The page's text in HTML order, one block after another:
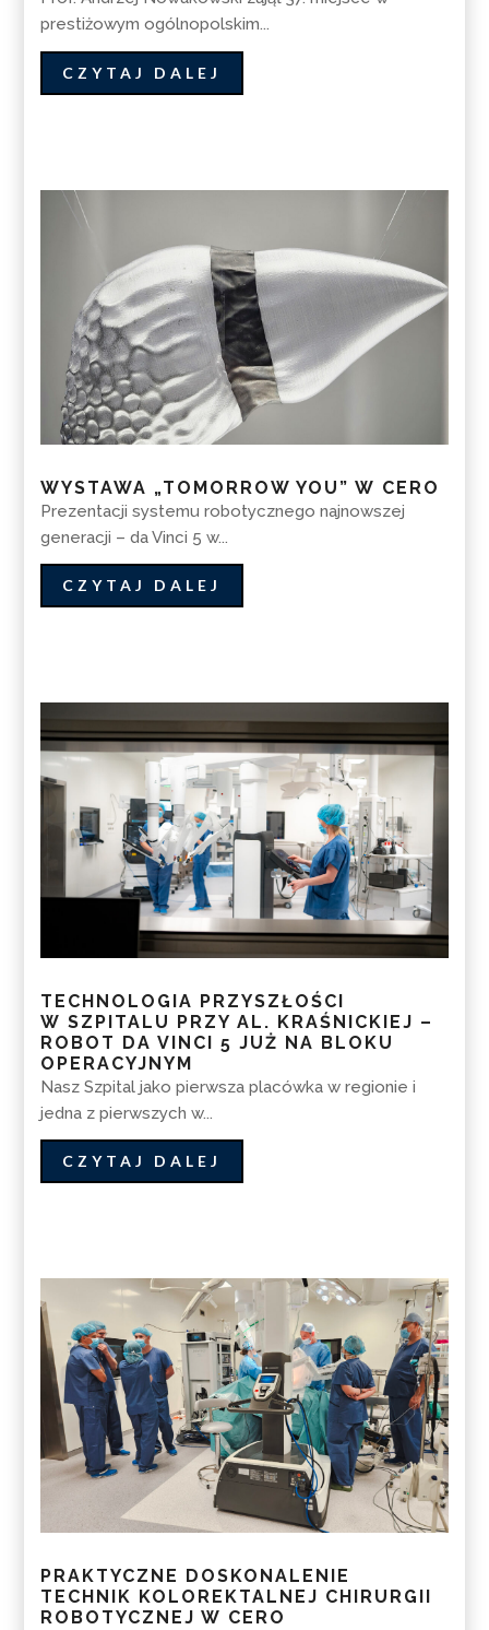
prestiżowym ogólnopolskim...
CZYTAJ DALEJ
WYSTAWA „TOMORROW YOU” W CERO
Prezentacji systemu robotycznego najnowszej
generacji – da Vinci 5 w...
CZYTAJ DALEJ
TECHNOLOGIA PRZYSZŁOŚCI
W SZPITALU PRZY AL. KRAŚNICKIEJ –
ROBOT DA VINCI 5 JUŻ NA BLOKU
OPERACYJNYM
Nasz Szpital jako pierwsza placówka w regionie i
jedna z pierwszych w...
CZYTAJ DALEJ
PRAKTYCZNE DOSKONALENIE
TECHNIK KOLOREKTALNEJ CHIRURGII
ROBOTYCZNEJ W CERO